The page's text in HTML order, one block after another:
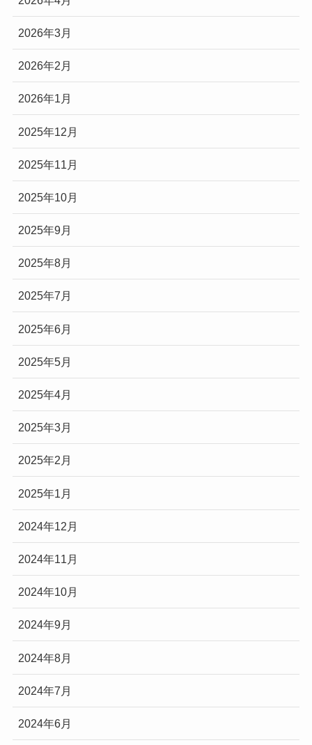
2026年3月
2026年2月
2026年1月
2025年12月
2025年11月
2025年10月
2025年9月
2025年8月
2025年7月
2025年6月
2025年5月
2025年4月
2025年3月
2025年2月
2025年1月
2024年12月
2024年11月
2024年10月
2024年9月
2024年8月
2024年7月
2024年6月